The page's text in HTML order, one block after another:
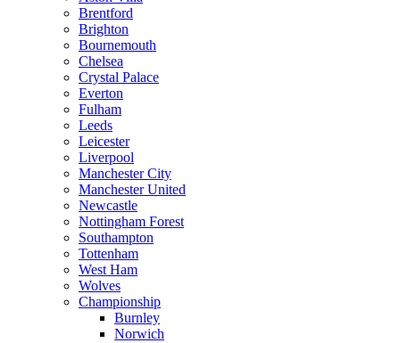
Brentford
Brighton
Bournemouth
Chelsea
Crystal Palace
Everton
Fulham
Leeds
Leicester
Liverpool
Manchester City
Manchester United
Newcastle
Nottingham Forest
Southampton
Tottenham
West Ham
Wolves
Championship
Burnley
Norwich